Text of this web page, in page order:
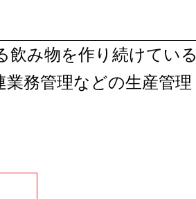
飲み物を作り続けている
務管理などの生産管理